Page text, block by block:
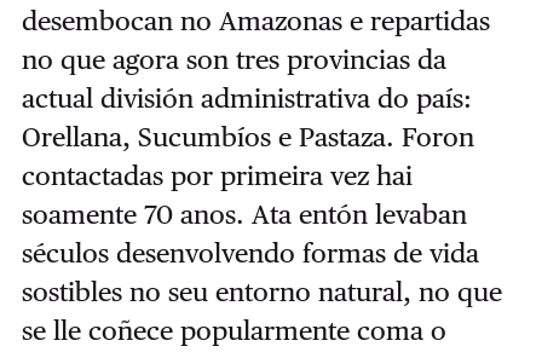
desembocan no Amazonas e repartidas
no que agora son tres provincias da
actual división administrativa do país:
Orellana, Sucumbíos e Pastaza. Foron
contactadas por primeira vez hai
soamente 70 anos. Ata entón levaban
séculos desenvolvendo formas de vida
sostibles no seu entorno natural, no que
se lle coñece popularmente coma o